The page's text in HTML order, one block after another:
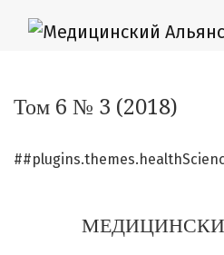
Том 6 № 3 (2018)